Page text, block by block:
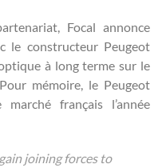
Focal annonce
le constructeur Peugeot
à long terme sur le
mémoire, le Peugeot
français l’année
joining forces to